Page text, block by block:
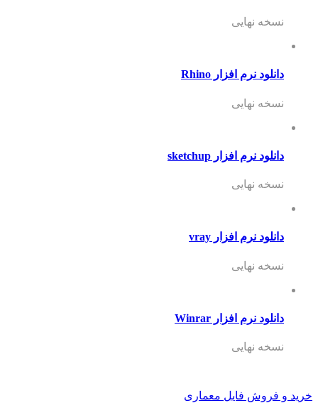
نسخه نهایی
دانلود نرم افزار Rhino
نسخه نهایی
دانلود نرم افزار sketchup
نسخه نهایی
دانلود نرم افزار vray
نسخه نهایی
دانلود نرم افزار Winrar
نسخه نهایی
خرید و فروش فایل معماری